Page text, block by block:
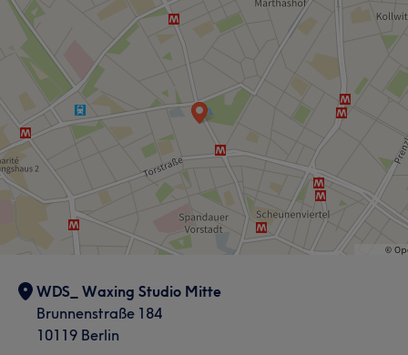
WDS_ Waxing Studio Mitte
Brunnenstraße 184
10119 Berlin